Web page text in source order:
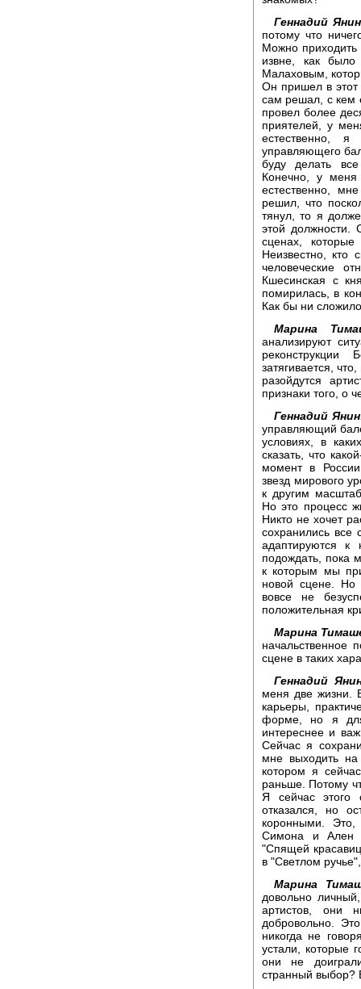
Геннадий
потому что
Можно приходить
извне, как
Малаховым,
Он пришел в этот
сам решал, с кем
провел более
приятелей, у
естественно,
управляющего
буду делать
Конечно, у
естественно,
решил, что
тянул, то я
этой должности.
сценах,
Неизвестно, кто
человеческие
Кшесинская с
помирилась, в
Как бы ни
Марина
анализируют
затягивается,
разойдутся
признаки того, о
Геннадий
управляющий
условиях, в
сказать, что
момент в
звезд мирового
к другим
Но это процесс
Никто не хочет
сохранились все
адаптируются к
подождать, пока
к которым мы
новой сцене. Но
вовсе не
положительная
Марина
начальственное
сцене в таких
Геннадий
меня две жизни.
карьеры,
форме, но я
интереснее и
Сейчас я
мне выходить
котором я
раньше. Потому
Я сейчас этого
отказался, но
коронными.
Симона и Ален
"Спящей
в "Светлом
Марина
довольно
артистов, они
добровольно.
никогда не
устали, которые
они не
странный выбор?